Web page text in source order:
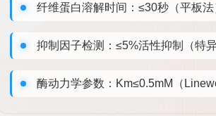
纤维蛋白溶解时间：≤30秒（平板法
抑制因子检测：≤5%活性抑制（特
酶动力学参数：Km≤0.5mM（